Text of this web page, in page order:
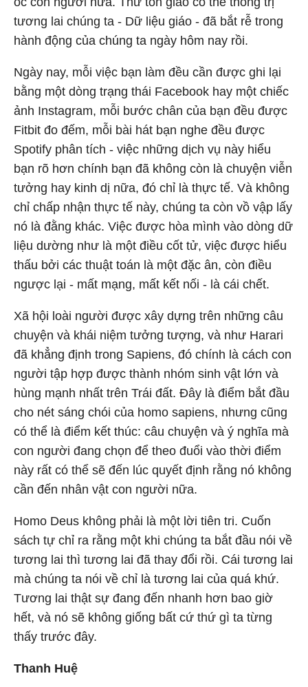
tương lai chúng ta - Dữ liệu giáo - đã bắt rễ trong
hành động của chúng ta ngày hôm nay rồi.
Ngày nay, mỗi việc bạn làm đều cần được ghi lại
bằng một dòng trạng thái Facebook hay một chiếc
ảnh Instagram, mỗi bước chân của bạn đều được
Fitbit đo đếm, mỗi bài hát bạn nghe đều được
Spotify phân tích - việc những dịch vụ này hiểu
bạn rõ hơn chính bạn đã không còn là chuyện viễn
tưởng hay kinh dị nữa, đó chỉ là thực tế. Và không
chỉ chấp nhận thực tế này, chúng ta còn vồ vập lấy
nó là đằng khác. Việc được hòa mình vào dòng dữ
liệu dường như là một điều cốt tử, việc được hiểu
thấu bởi các thuật toán là một đặc ân, còn điều
ngược lại - mất mạng, mất kết nối - là cái chết.
Xã hội loài người được xây dựng trên những câu
chuyện và khái niệm tưởng tượng, và như Harari
đã khẳng định trong Sapiens, đó chính là cách con
người tập hợp được thành nhóm sinh vật lớn và
hùng mạnh nhất trên Trái đất. Đây là điểm bắt đầu
cho nét sáng chói của homo sapiens, nhưng cũng
có thể là điểm kết thúc: câu chuyện và ý nghĩa mà
con người đang chọn để theo đuổi vào thời điểm
này rất có thể sẽ đến lúc quyết định rằng nó không
cần đến nhân vật con người nữa.
Homo Deus không phải là một lời tiên tri. Cuốn
sách tự chỉ ra rằng một khi chúng ta bắt đầu nói về
tương lai thì tương lai đã thay đổi rồi. Cái tương lai
mà chúng ta nói về chỉ là tương lai của quá khứ.
Tương lai thật sự đang đến nhanh hơn bao giờ
hết, và nó sẽ không giống bất cứ thứ gì ta từng
thấy trước đây.
Thanh Huệ